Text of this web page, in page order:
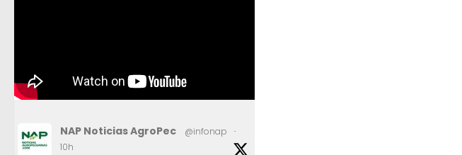
NAP Noticias AgroPec @infonap
·
10h